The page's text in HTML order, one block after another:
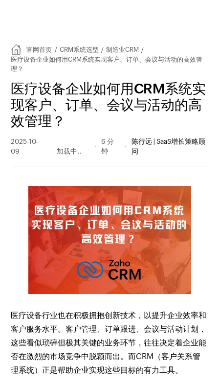
官网首页 / CRM系统选型 / 制造业CRM /
医疗设备企业如何用CRM系统实现客户、订单、会议与活动的高效管
理？
医疗设备企业如何用CRM系统实
现客户、订单、会议与活动的高
效管理？
2025-10-
09
量
6 分
钟
陈行远 | SaaS增长策略顾
问
医疗设备行业也在积极拥抱创新技术，以提升企业效率和
客户服务水平。客户管理、订单跟进、会议与活动计划，
这些看似琐碎但极其关键的业务环节，往往决定着企业能
否在激烈的市场竞争中脱颖而出。而CRM（客户关系管
理系统）正是帮助企业实现这些目标的有力工具。